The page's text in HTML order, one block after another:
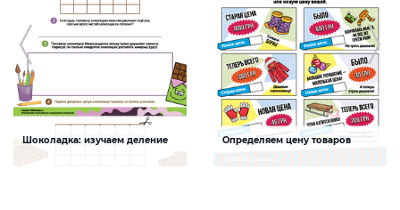
Шоколадка: изучаем деление Определяем цену товаров